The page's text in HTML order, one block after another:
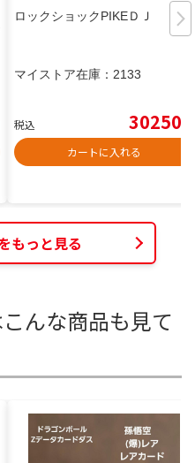
ロックショックPIKEＤＪ
マイストア在庫： 2133
税込 30250
カートに入れる
もっと見る
んな商品も見て